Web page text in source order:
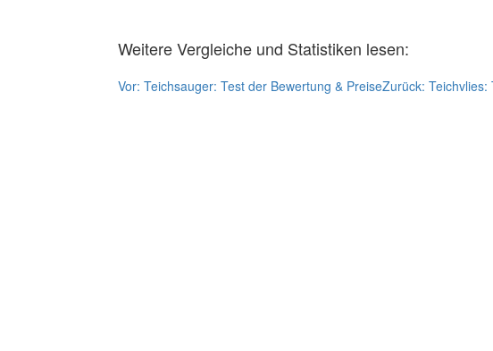
Weitere Vergleiche und Statistiken lesen:
Vor: Teichsauger: Test der Bewertung & PreiseZurück: Teichvlies: